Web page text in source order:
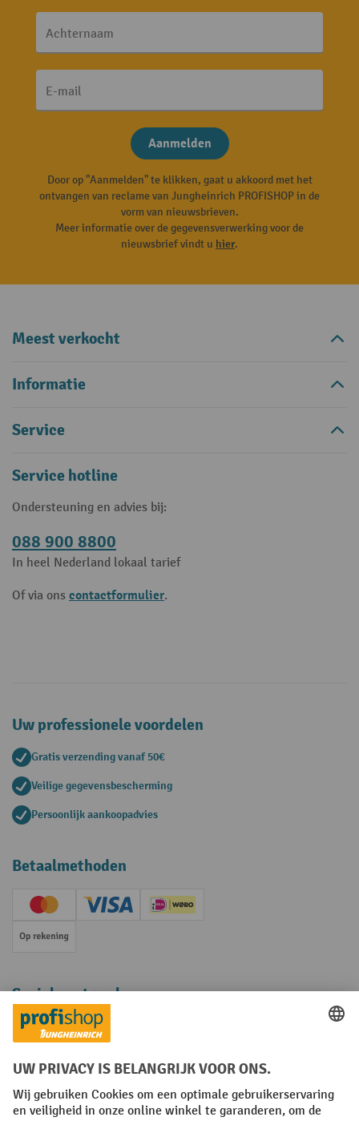
Achternaam
E-mail
Aanmelden
Door op "Aanmelden" te klikken, gaat u akkoord met het
ontvangen van reclame van Jungheinrich PROFISHOP in de
vorm van nieuwsbrieven.
Meer informatie over de gegevensverwerking voor de
nieuwsbrief vindt u hier.
Meest verkocht
Informatie
Service
Service hotline
Ondersteuning en advies bij:
088 900 8800
In heel Nederland lokaal tarief
Of via ons contactformulier.
Uw professionele voordelen
Gratis verzending vanaf 50€
Veilige gegevensbescherming
Persoonlijk aankoopadvies
Betaalmethoden
Creditcard (Master)Creditcard (Visa)iDEAL | Wero
Op rekening
Sociale netwerken
Facebook
YouTube
LinkedInInstagram
Algemene leveringsvoorwaarden Copyright